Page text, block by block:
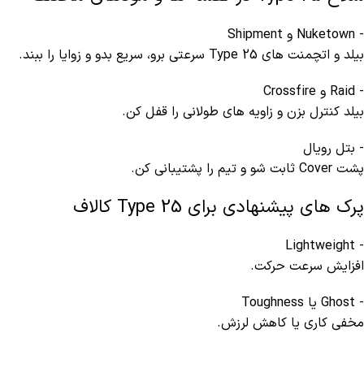
- Nuketown و Shipment
بیلد و اتچمنت های Type 25 سرعتی برو، سریع بدو و زوایا را ببند.
- Raid و Crossfire
بیلد کنترل بزن و زاویه های طولانی را قفل کن.
- بتل رویال
پشت Cover ثابت شو و تیم را پشتیبانی کن.
پرک های پیشنهادی برای Type 25 کالاف
- Lightweight
افزایش سرعت حرکت.
- Ghost یا Toughness
مخفی کاری یا کاهش لرزش.